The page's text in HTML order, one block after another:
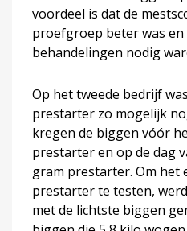
voordeel is dat de
proefgroep beter was
behandelingen nodig
Op het tweede bedrijf
prestarter zo mogelijk
kregen de biggen vóór
prestarter en op de dag
gram prestarter. Om het
prestarter te testen,
met de lichtste biggen